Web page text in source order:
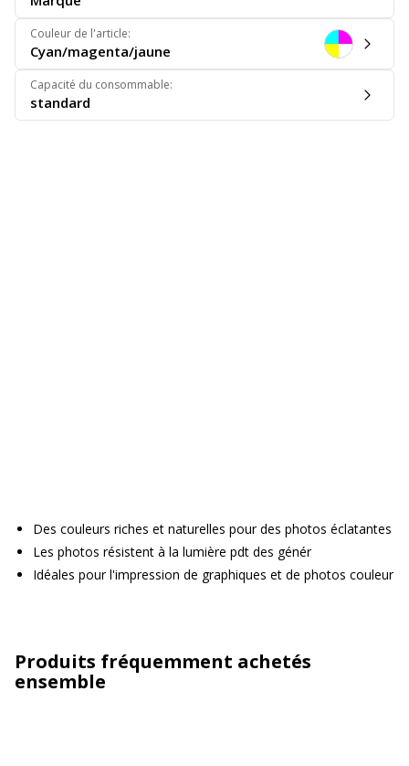
Couleur de l'article:
Cyan/magenta/jaune
Capacité du consommable:
standard
Des couleurs riches et naturelles pour des photos éclatantes
Les photos résistent à la lumière pdt des génér
Idéales pour l'impression de graphiques et de photos couleur
Produits fréquemment achetés
ensemble